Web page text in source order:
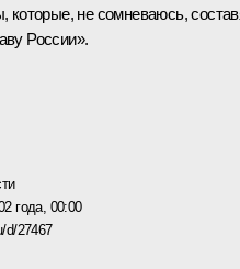
которые, не сомневаюсь,
России».
года, 00:00
d/27467